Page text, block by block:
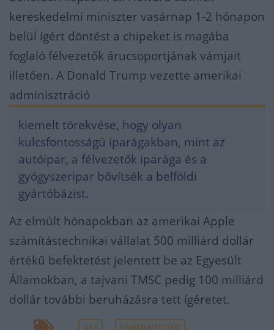
kereskedelmi miniszter vasárnap 1-2 hónapon
belül ígért döntést a chipeket is magába
foglaló félvezetők árucsoportjának vámjait
illetően. A Donald Trump vezette amerikai
adminisztráció
kiemelt törekvése, hogy olyan
kulcsfontosságú iparágakban, mint az
autóipar, a félvezetők iparága és a
gyógyszeripar bővítsék a belföldi
gyártóbázist.
Az elmúlt hónapokban az amerikai Apple
számítástechnikai vállalat 500 milliárd dollár
értékű befektetést jelentett be az Egyesült
Államokban, a tajvani TMSC pedig 100 milliárd
dollár további beruházásra tett ígéretet.
USA VÁMMENTESSÉG